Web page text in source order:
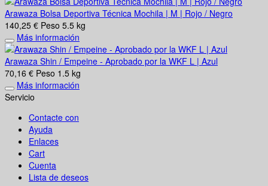
Arawaza Bolsa Deportiva Técnica Mochila | M | Rojo / Negro
140,25 € Peso 5.5 kg
Más información
Arawaza Shin / Empeine - Aprobado por la WKF L | Azul
70,16 € Peso 1.5 kg
Más información
Servicio
Contacte con
Ayuda
Enlaces
Cart
Cuenta
Lista de deseos